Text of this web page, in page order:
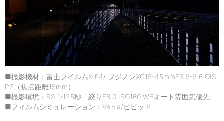
■撮影機材：富士フイルムX-E4/ フジノンXC15-45mmF3.5-5.6 OIS
PZ（焦点距離15mm）
■撮影環境：SS 1/125秒 絞りF8.0 ISO160 WBオート雰囲気優先
■フィルムシミュレーション：Velvia/ビビッド